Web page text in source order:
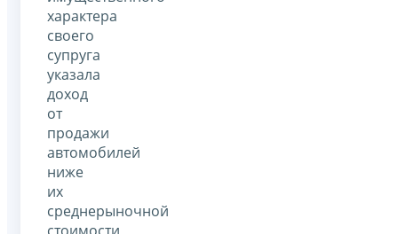
характера
своего
супруга
указала
доход
от
продажи
автомобилей
ниже
их
среднерыночной